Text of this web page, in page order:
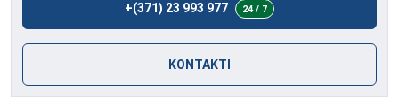
+(371) 23 993 977 24 / 7
KONTAKTI